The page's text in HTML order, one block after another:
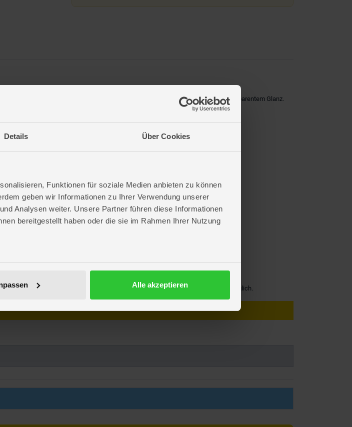
Details Über Cookies
Funktionen für soziale Medien anbieten zu können
geben wir Informationen zu Ihrer Verwendung unserer
Analysen weiter. Unsere Partner führen diese Informationen
bereitgestellt haben oder die sie im Rahmen Ihrer Nutzung
Alle akzeptieren
Set enthält drei weiche, dehnbare Tierfiguren in fröhlichen Farben mit transparentem Glanz.
einer bestimmten Ausführung oder Farbe ist bei der Bestellung leider nicht möglich.